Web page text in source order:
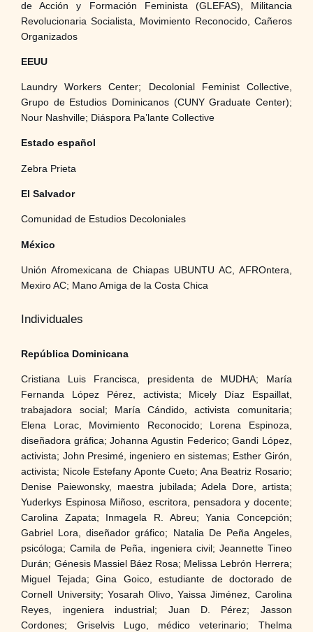
de Acción y Formación Feminista (GLEFAS), Militancia
Revolucionaria Socialista, Movimiento Reconocido, Cañeros
Organizados
EEUU
Laundry Workers Center; Decolonial Feminist Collective,
Grupo de Estudios Dominicanos (CUNY Graduate Center);
Nour Nashville; Diáspora Pa’lante Collective
Estado español
Zebra Prieta
El Salvador
Comunidad de Estudios Decoloniales
México
Unión Afromexicana de Chiapas UBUNTU AC, AFROntera,
Mexiro AC; Mano Amiga de la Costa Chica
Individuales
República Dominicana
Cristiana Luis Francisca, presidenta de MUDHA; María
Fernanda López Pérez, activista; Micely Díaz Espaillat,
trabajadora social; María Cándido, activista comunitaria;
Elena Lorac, Movimiento Reconocido; Lorena Espinoza,
diseñadora gráfica; Johanna Agustin Federico; Gandi López,
activista; John Presimé, ingeniero en sistemas; Esther Girón,
activista; Nicole Estefany Aponte Cueto; Ana Beatriz Rosario;
Denise Paiewonsky, maestra jubilada; Adela Dore, artista;
Yuderkys Espinosa Miñoso, escritora, pensadora y docente;
Carolina Zapata; Inmagela R. Abreu; Yania Concepción;
Gabriel Lora, diseñador gráfico; Natalia De Peña Angeles,
psicóloga; Camila de Peña, ingeniera civil; Jeannette Tineo
Durán; Génesis Massiel Báez Rosa; Melissa Lebrón Herrera;
Miguel Tejada; Gina Goico, estudiante de doctorado de
Cornell University; Yosarah Olivo, Yaissa Jiménez, Carolina
Reyes, ingeniera industrial; Juan D. Pérez; Jasson
Cordones; Griselvis Lugo, médico veterinario; Thelma